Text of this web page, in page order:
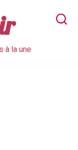
à la une